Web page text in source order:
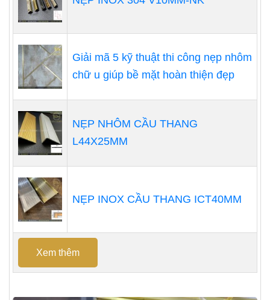
Giải mã 5 kỹ thuật thi công nẹp nhôm
chữ u giúp bề mặt hoàn thiện đẹp
NẸP NHÔM CẦU THANG
L44X25MM
NẸP INOX CẦU THANG ICT40MM
Xem thêm